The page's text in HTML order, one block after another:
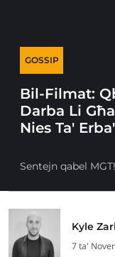
GOSSIP
Bil-Filmat:
Darba Li
Nies Ta'
Sentejn qabel MGT!
Kyle
7 ta'